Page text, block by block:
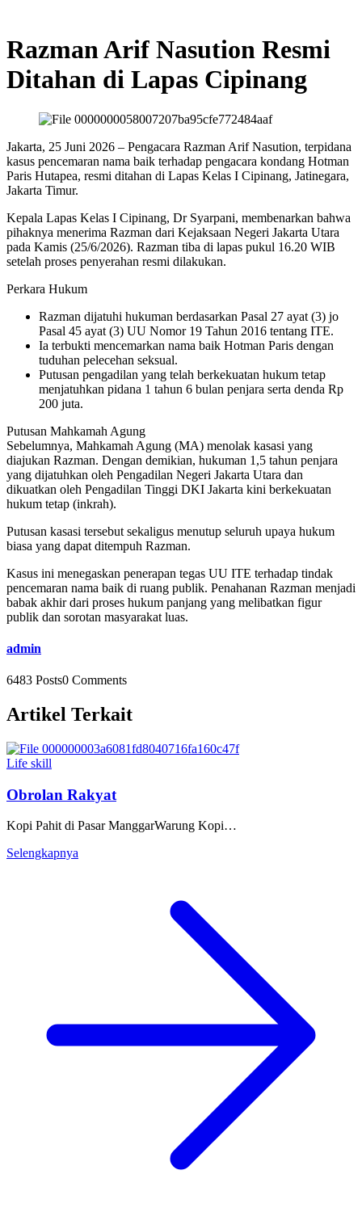
Razman Arif Nasution Resmi
Ditahan di Lapas Cipinang
Jakarta, 25 Juni 2026 – Pengacara Razman Arif Nasution, terpidana
kasus pencemaran nama baik terhadap pengacara kondang Hotman
Paris Hutapea, resmi ditahan di Lapas Kelas I Cipinang, Jatinegara,
Jakarta Timur.
Kepala Lapas Kelas I Cipinang, Dr Syarpani, membenarkan bahwa
pihaknya menerima Razman dari Kejaksaan Negeri Jakarta Utara
pada Kamis (25/6/2026). Razman tiba di lapas pukul 16.20 WIB
setelah proses penyerahan resmi dilakukan.
Perkara Hukum
Razman dijatuhi hukuman berdasarkan Pasal 27 ayat (3) jo
Pasal 45 ayat (3) UU Nomor 19 Tahun 2016 tentang ITE.
Ia terbukti mencemarkan nama baik Hotman Paris dengan
tuduhan pelecehan seksual.
Putusan pengadilan yang telah berkekuatan hukum tetap
menjatuhkan pidana 1 tahun 6 bulan penjara serta denda Rp
200 juta.
Putusan Mahkamah Agung
Sebelumnya, Mahkamah Agung (MA) menolak kasasi yang
diajukan Razman. Dengan demikian, hukuman 1,5 tahun penjara
yang dijatuhkan oleh Pengadilan Negeri Jakarta Utara dan
dikuatkan oleh Pengadilan Tinggi DKI Jakarta kini berkekuatan
hukum tetap (inkrah).
Putusan kasasi tersebut sekaligus menutup seluruh upaya hukum
biasa yang dapat ditempuh Razman.
Kasus ini menegaskan penerapan tegas UU ITE terhadap tindak
pencemaran nama baik di ruang publik. Penahanan Razman menjadi
babak akhir dari proses hukum panjang yang melibatkan figur
publik dan sorotan masyarakat luas.
admin
6483 Posts0 Comments
Artikel Terkait
Life skill
Obrolan Rakyat
Kopi Pahit di Pasar ManggarWarung Kopi…
Selengkapnya